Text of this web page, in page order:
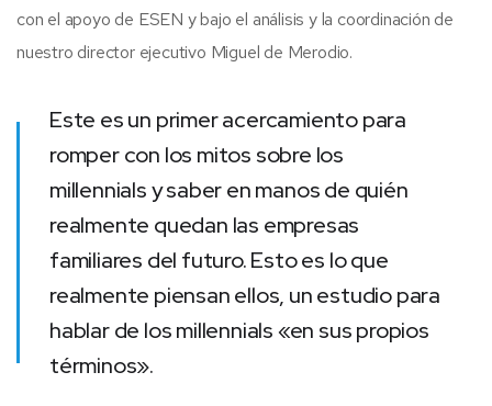
con el apoyo de ESEN y bajo el análisis y la coordinación de
nuestro director ejecutivo Miguel de Merodio.
Este es un primer acercamiento para
romper con los mitos sobre los
millennials y saber en manos de quién
realmente quedan las empresas
familiares del futuro.Esto es lo que
realmente piensan ellos, un estudio para
hablar de los millennials «en sus propios
términos».